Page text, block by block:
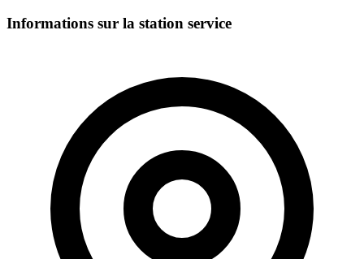
Informations sur la station service